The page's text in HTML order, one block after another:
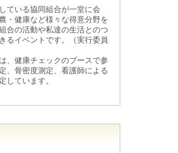
ている協同組合が一堂に会
・健康など様々な得意分野を
合の活動や私達の生活とのつ
るイベントです。（実行委員
、健康チェックのブースで参
、骨密度測定、看護師による
しています。